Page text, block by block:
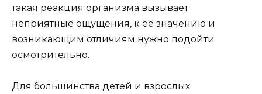
такая реакция организма вызывает
неприятные ощущения, к ее значению и
возникающим отличиям нужно подойти
осмотрительно.
Для большинства детей и взрослых